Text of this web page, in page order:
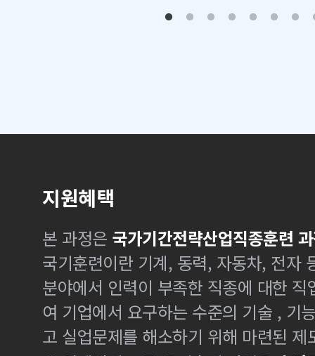
지원혜택
본 과정은 국가기간전략산업직종훈련
국기훈련이란 기계, 동력, 자동차, 전자
분야에서 인력이 부족한 직종에 대한
여 기업에서 요구하는 수준의 기술 , 기
고 실업문제를 해소하기 위해 마련된 제